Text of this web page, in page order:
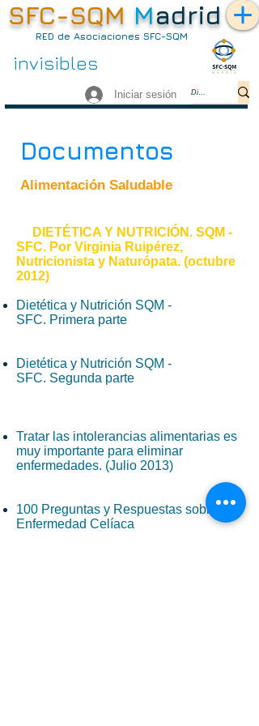
SFC-SQM Madrid
invisibles
RED de Asociaciones SFC-SQM
Iniciar sesión
Documentos
Alimentación Saludable
DIETÉTICA Y NUTRICIÓN. SQM -
SFC. Por Virginia Ruipérez,
Nutricionista y Naturópata. (octubre
2012)
Dietética y Nutrición SQM -
SFC. Primera parte
Dietética y Nutrición SQM -
SFC. Segunda parte
Tratar las intolerancias alimentarias es
muy importante para eliminar
enfermedades. (Julio 2013)
100 Preguntas y Respuestas sobre la
Enfermedad Celíaca